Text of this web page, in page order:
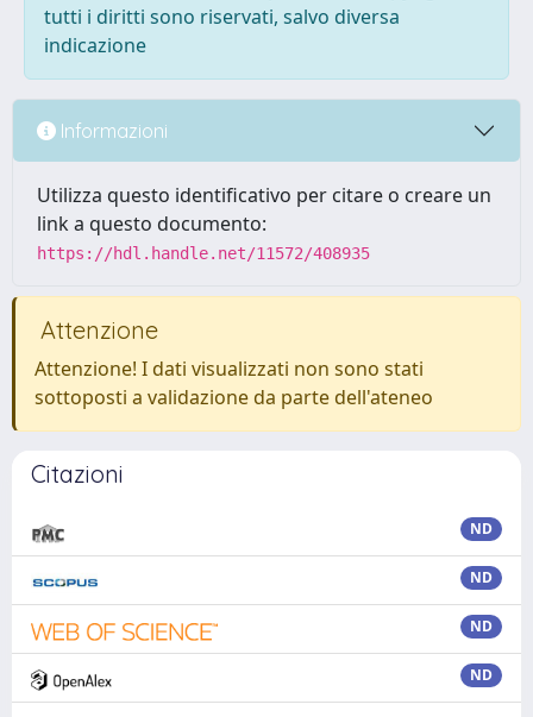
tutti i diritti sono riservati, salvo diversa
indicazione
Informazioni
Utilizza questo identificativo per citare o creare un
link a questo documento:
https://hdl.handle.net/11572/408935
Attenzione
Attenzione! I dati visualizzati non sono stati
sottoposti a validazione da parte dell'ateneo
Citazioni
ND
ND
ND
ND